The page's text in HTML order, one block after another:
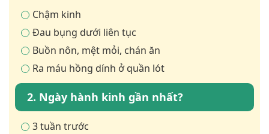
Chậm kinh
Đau bụng dưới liên tục
Buồn nôn, mệt mỏi, chán ăn
Ra máu hồng dính ở quần lót
2. Ngày hành kinh gần nhất?
3 tuần trước